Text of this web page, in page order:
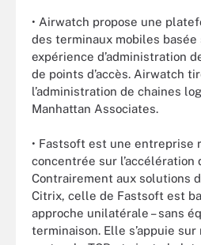
• Airwatch propose une
des terminaux mobiles basée
expérience d’administration
de points d’accès. Airwatch
l’administration de chaines
Manhattan Associates.
• Fastsoft est une entreprise
concentrée sur l’accélération
Contrairement aux solutions
Citrix, celle de Fastsoft est
approche unilatérale – sans
terminaison. Elle s’appuie